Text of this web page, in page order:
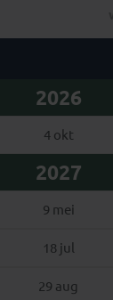
2026
4 okt
2027
9 mei
18 jul
29 aug